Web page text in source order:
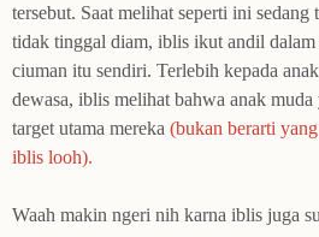
tersebut. Saat melihat seperti ini
tidak tinggal diam, iblis ikut andil dalam
ciuman itu sendiri. Terlebih kepada
dewasa, iblis melihat bahwa anak muda
target utama mereka (bukan berarti
iblis looh).
Waah makin ngeri nih karna iblis juga